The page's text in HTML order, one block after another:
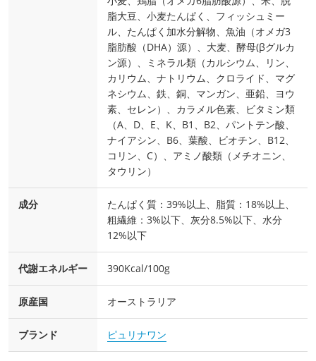
脂大豆、小麦たんぱく、フィッシュミー
ル、たんぱく加水分解物、魚油（オメガ3
脂肪酸（DHA）源）、大麦、酵母(βグルカ
ン源）、ミネラル類（カルシウム、リン、
カリウム、ナトリウム、クロライド、マグ
ネシウム、鉄、銅、マンガン、亜鉛、ヨウ
素、セレン）、カラメル色素、ビタミン類
（A、D、E、K、B1、B2、パントテン酸、
ナイアシン、B6、葉酸、ビオチン、B12、
コリン、C）、アミノ酸類（メチオニン、
タウリン）
成分
たんぱく質：39%以上、脂質：18%以上、
粗繊維：3%以下、灰分8.5%以下、水分
12%以下
代謝エネルギー 390Kcal/100g
原産国 オーストラリア
ブランド ピュリナワン